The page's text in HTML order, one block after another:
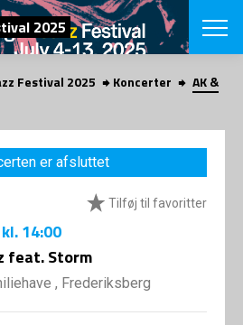
SØG
2025
English
VÆLG
VINTERJAZZ
Temaer
LOCATIONS
Om fonden
Festival 2025 Koncerter
AK &
er afsluttet
Tilføj til favoritter
14:00
feat. Storm
, Frederiksberg